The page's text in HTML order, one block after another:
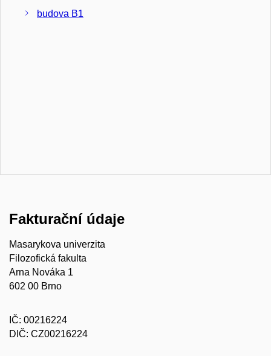
budova B1
Fakturační údaje
Masarykova univerzita
Filozofická fakulta
Arna Nováka 1
602 00 Brno
IČ: 00216224
DIČ: CZ00216224